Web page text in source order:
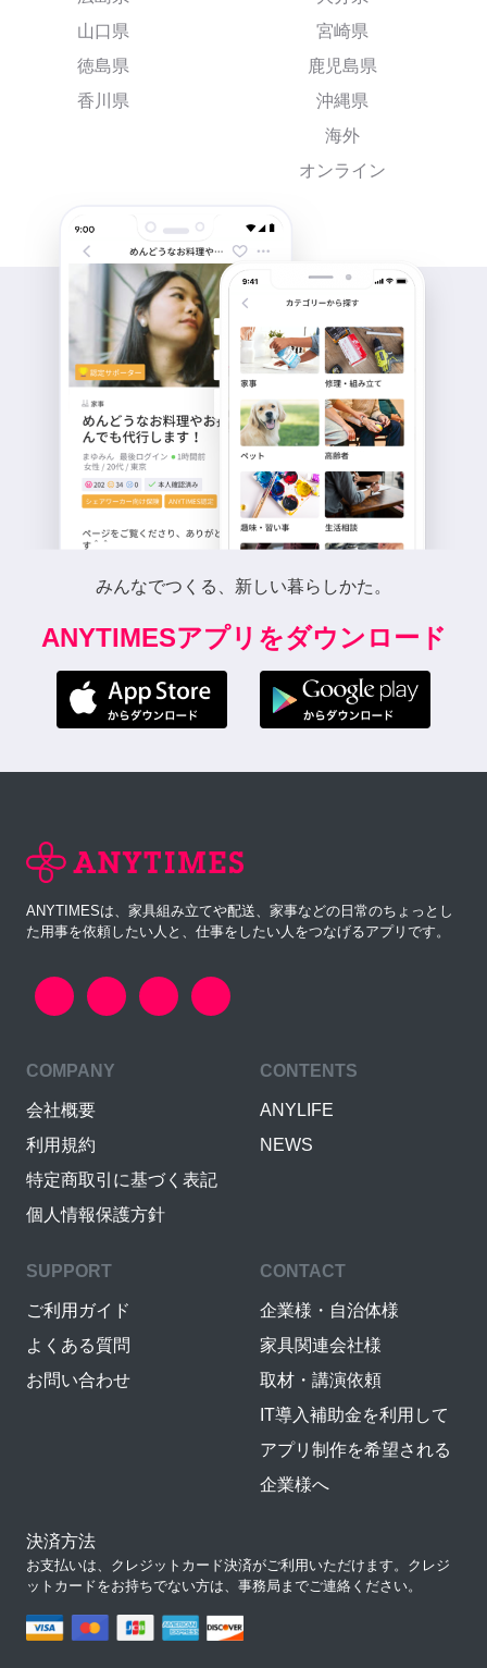
山口県
徳島県
香川県
宮崎県
鹿児島県
沖縄県
海外
オンライン
みんなでつくる、新しい暮らしかた。
ANYTIMESアプリをダウンロード
ANYTIMESは、家具組み立てや配送、家事などの日常のちょっとし
た用事を依頼したい人と、仕事をしたい人をつなげるアプリです。
COMPANY
会社概要
利用規約
特定商取引に基づく表記
個人情報保護方針
CONTENTS
ANYLIFE
NEWS
SUPPORT
ご利用ガイド
よくある質問
お問い合わせ
CONTACT
企業様・自治体様
家具関連会社様
取材・講演依頼
IT導入補助金を利用して
アプリ制作を希望される
企業様へ
決済方法
お支払いは、クレジットカード決済がご利用いただけます。クレジ
ットカードをお持ちでない方は、事務局までご連絡ください。